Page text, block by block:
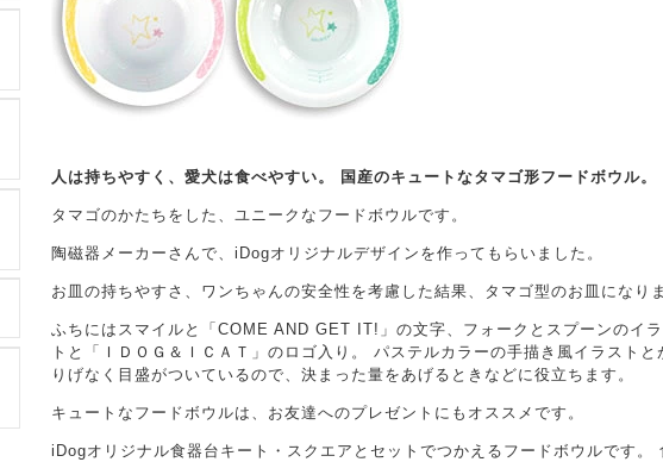
人は持ちやすく、愛犬は食べやすい。 国産のキュートなタマゴ形フードボウル。
タマゴのかたちをした、ユニークなフードボウルです。
陶磁器メーカーさんで、iDogオリジナルデザインを作ってもらいました。
お皿の持ちやすさ、ワンちゃんの安全性を考慮した結果、タマゴ型のお皿になりま
ふちにはスマイルと「COME AND GET IT!」の文字、フォークとスプーンのイ
トと「ＩＤＯＧ＆ＩＣＡＴ」のロゴ入り。 パステルカラーの手描き風イラスト
りげなく目盛がついているので、決まった量をあげるときなどに役立ちます。
キュートなフードボウルは、お友達へのプレゼントにもオススメです。
iDogオリジナル食器台キート・スクエアとセットでつかえるフードボウルです。